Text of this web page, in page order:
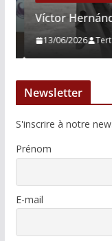
Víctor
13/06/2026
Newsletter
S'inscrire à notre
Prénom
E-mail